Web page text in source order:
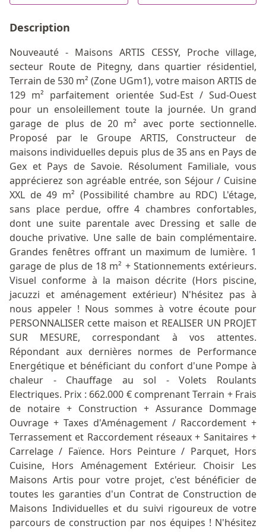
Description
Nouveauté - Maisons ARTIS CESSY, Proche village,
secteur Route de Pitegny, dans quartier résidentiel,
Terrain de 530 m² (Zone UGm1), votre maison ARTIS de
129 m² parfaitement orientée Sud-Est / Sud-Ouest
pour un ensoleillement toute la journée. Un grand
garage de plus de 20 m² avec porte sectionnelle.
Proposé par le Groupe ARTIS, Constructeur de
maisons individuelles depuis plus de 35 ans en Pays de
Gex et Pays de Savoie. Résolument Familiale, vous
apprécierez son agréable entrée, son Séjour / Cuisine
XXL de 49 m² (Possibilité chambre au RDC) L'étage,
sans place perdue, offre 4 chambres confortables,
dont une suite parentale avec Dressing et salle de
douche privative. Une salle de bain complémentaire.
Grandes fenêtres offrant un maximum de lumière. 1
garage de plus de 18 m² + Stationnements extérieurs.
Visuel conforme à la maison décrite (Hors piscine,
jacuzzi et aménagement extérieur) N'hésitez pas à
nous appeler ! Nous sommes à votre écoute pour
PERSONNALISER cette maison et REALISER UN PROJET
SUR MESURE, correspondant à vos attentes.
Répondant aux dernières normes de Performance
Energétique et bénéficiant du confort d'une Pompe à
chaleur - Chauffage au sol - Volets Roulants
Electriques. Prix : 662.000 € comprenant Terrain + Frais
de notaire + Construction + Assurance Dommage
Ouvrage + Taxes d'Aménagement / Raccordement +
Terrassement et Raccordement réseaux + Sanitaires +
Carrelage / Faïence. Hors Peinture / Parquet, Hors
Cuisine, Hors Aménagement Extérieur. Choisir Les
Maisons Artis pour votre projet, c'est bénéficier de
toutes les garanties d'un Contrat de Construction de
Maisons Individuelles et du suivi rigoureux de votre
parcours de construction par nos équipes ! N'hésitez